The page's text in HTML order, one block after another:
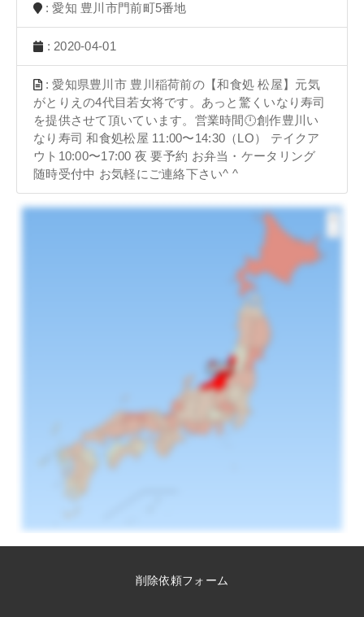
: 愛知 豊川市門前町5番地
: 2020-04-01
: 愛知県豊川市 豊川稲荷前の【和食処 松屋】元気
がとりえの4代目若女将です。あっと驚くいなり寿司
を提供させて頂いています。営業時間🕛創作豊川い
なり寿司 和食処松屋 11:00〜14:30（LO） テイクア
ウト10:00〜17:00 夜 要予約 お弁当・ケータリング
随時受付中 お気軽にご連絡下さい^ ^
削除依頼フォーム